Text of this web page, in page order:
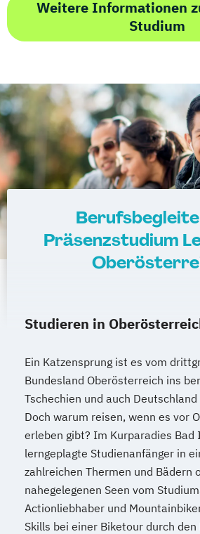
Weitere Informationen
Studium
Präsenzstudium
Studieren in
Ein Katzensprung ist es vom
Bundesland Oberösterreich ins
Tschechien und auch
Doch warum reisen, wenn es vor
erleben gibt? Im Kurparadies Bad
lerngeplagte Studienanfänger in
zahlreichen Thermen und Bädern
nahegelegenen Seen vom
Actionliebhaber und
Skills bei einer Biketour durch